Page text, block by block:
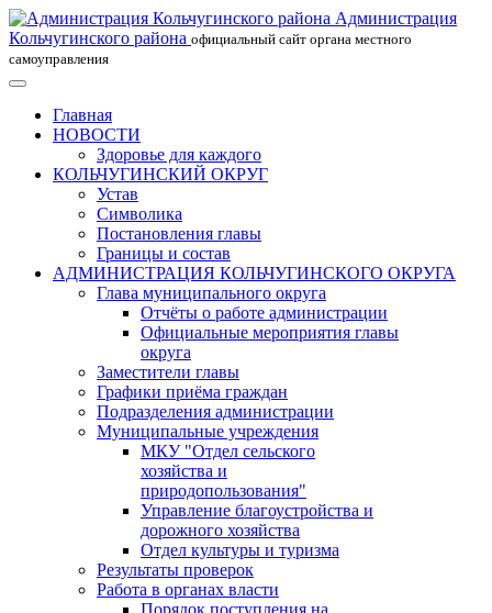
Администрация
Кольчугинского района официальный сайт органа местного
самоуправления
Главная
НОВОСТИ
Здоровье для каждого
КОЛЬЧУГИНСКИЙ ОКРУГ
Устав
Символика
Постановления главы
Границы и состав
АДМИНИСТРАЦИЯ КОЛЬЧУГИНСКОГО ОКРУГА
Глава муниципального округа
Отчёты о работе администрации
Официальные мероприятия главы
округа
Заместители главы
Графики приёма граждан
Подразделения администрации
Муниципальные учреждения
МКУ "Отдел сельского
хозяйства и
природопользования"
Управление благоустройства и
дорожного хозяйства
Отдел культуры и туризма
Результаты проверок
Работа в органах власти
Порядок поступления на